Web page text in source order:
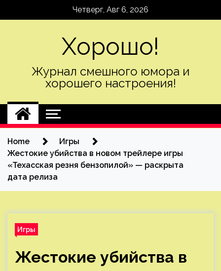
Четверг, Авг 6, 2026
Хорошо!
Журнал смешного юмора и
хорошего настроения!
Home
Игры
Жестокие убийства в новом трейлере игры
«Техасская резня бензопилой» — раскрыта
дата релиза
Игры
Жестокие убийства в